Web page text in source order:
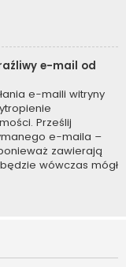
e-mail od
e-maili witryny
Prześlij
e-maila –
zawierają
wówczas mógł